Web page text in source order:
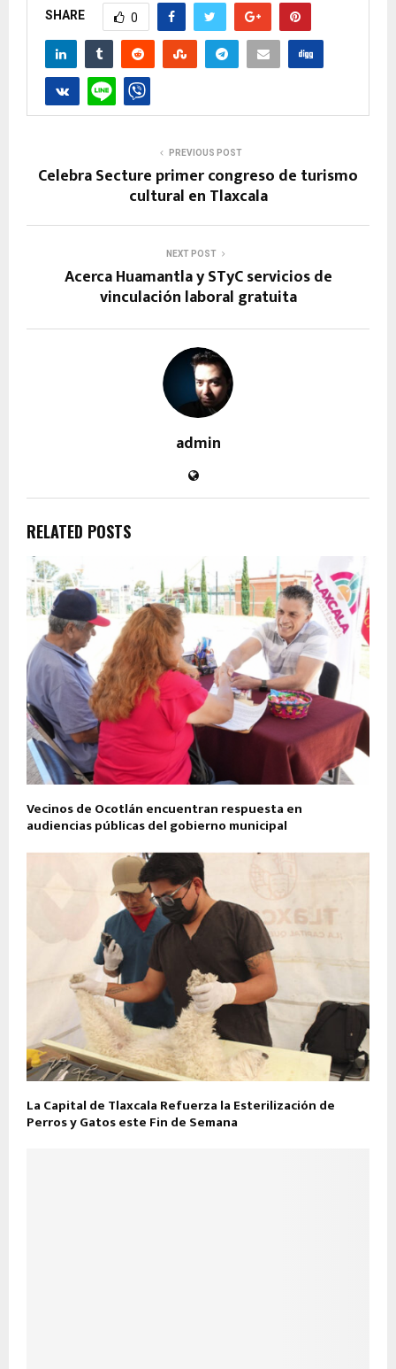
SHARE 0
PREVIOUS POST
Celebra Secture primer congreso de turismo
cultural en Tlaxcala
NEXT POST
Acerca Huamantla y STyC servicios de
vinculación laboral gratuita
admin
RELATED POSTS
Vecinos de Ocotlán encuentran respuesta en
audiencias públicas del gobierno municipal
La Capital de Tlaxcala Refuerza la Esterilización de
Perros y Gatos este Fin de Semana